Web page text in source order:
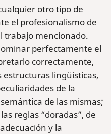
otro tipo de
el profesionalismo de
trabajo mencionado.
perfectamente el
correctamente,
estructuras lingüísticas,
de la
de las mismas;
reglas “doradas”, de
y la